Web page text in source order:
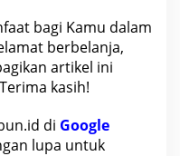
bagi Kamu dalam
berbelanja,
artikel ini
kasih!
di Google
lupa untuk